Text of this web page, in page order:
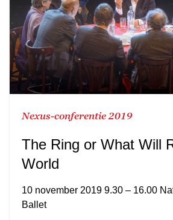
Nexus-conferentie 2019
The Ring or What Will
World
10 november 2019 9.30 – 16.00
Ballet